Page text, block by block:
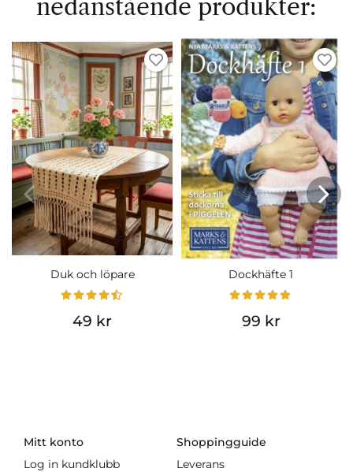
nedanstående produkter:
Duk och löpare
49 kr
Dockhäfte 1
99 kr
Mitt konto
Log in kundklubb
Shoppingguide
Leverans